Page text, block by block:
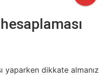
yaparken dikkate almanız